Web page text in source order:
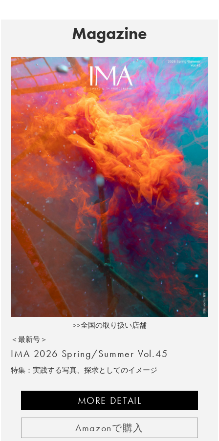
Magazine
>>全国の取り扱い店舗
＜最新号＞
IMA 2026 Spring/Summer Vol.45
特集：実践する写真、探求としてのイメージ
MORE DETAIL
Amazonで購入